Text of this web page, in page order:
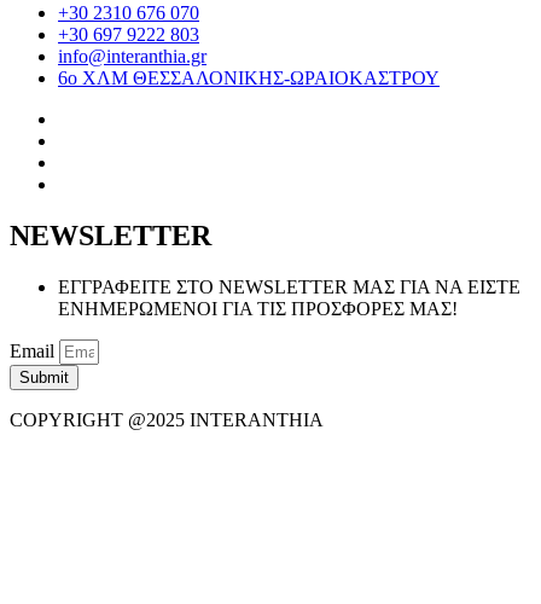
+30 2310 676 070
+30 697 9222 803
info@interanthia.gr
6ο ΧΛΜ ΘΕΣΣΑΛΟΝΙΚΗΣ-ΩΡΑΙΟΚΑΣΤΡΟΥ
NEWSLETTER
ΕΓΓΡΑΦΕΙΤΕ ΣΤΟ NEWSLETTER ΜΑΣ ΓΙΑ ΝΑ ΕΙΣΤΕ
ΕΝΗΜΕΡΩΜΕΝΟΙ ΓΙΑ ΤΙΣ ΠΡΟΣΦΟΡΕΣ ΜΑΣ!
Email
Submit
COPYRIGHT @2025 INTERANTHIA